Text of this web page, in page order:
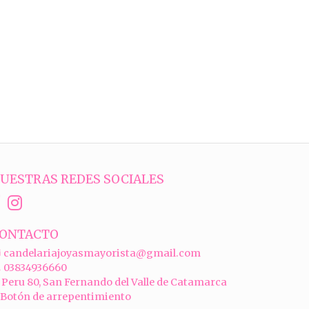
REDES SOCIALES
candelariajoyasmayorista@gmail.com
03834936660
Peru 80, San Fernando del Valle de Catamarca
de arrepentimiento